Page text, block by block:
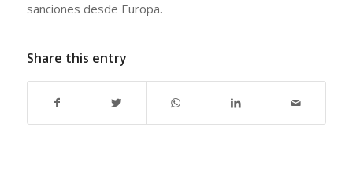
sanciones desde Europa.
Share this entry